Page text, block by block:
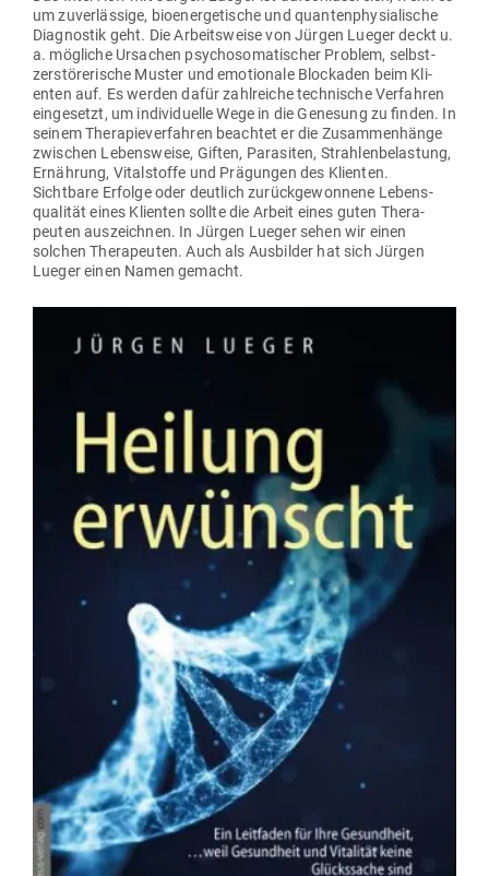
um zuver­lässige, bio­en­er­ge­tische und quan­ten­phy­sia­lische
Dia­gnostik geht. Die Arbeits­weise von Jürgen Lueger deckt u.
a. mög­liche Ursachen psy­cho­so­ma­ti­scher Problem, selbst­
zer­stö­re­rische Muster und emo­tionale Blo­ckaden beim Kli­
enten auf. Es werden dafür zahl­reiche tech­nische Ver­fahren
ein­ge­setzt, um indi­vi­duelle Wege in die Genesung zu finden. In
seinem The­ra­pie­ver­fahren beachtet er die Zusam­men­hänge
zwi­schen Lebens­weise, Giften, Para­siten, Strah­len­be­lastung,
Ernährung, Vital­stoffe und Prä­gungen des Kli­enten.
Sichtbare Erfolge oder deutlich zurück­ge­wonnene Lebens­
qua­lität eines Kli­enten sollte die Arbeit eines guten The­ra­
peuten aus­zeichnen. In Jürgen Lueger sehen wir einen
solchen The­ra­peuten. Auch als Aus­bilder hat sich Jürgen
Lueger einen Namen gemacht.